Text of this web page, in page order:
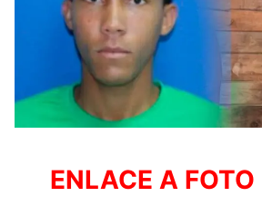
ENLACE A FOTO